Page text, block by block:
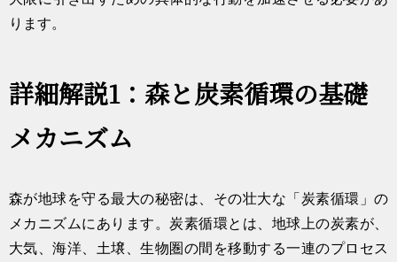
ります。
詳細解説1：森と炭素循環の基礎
メカニズム
森が地球を守る最大の秘密は、その壮大な「炭素循環」の
メカニズムにあります。炭素循環とは、地球上の炭素が、
大気、海洋、土壌、生物圏の間を移動する一連のプロセス